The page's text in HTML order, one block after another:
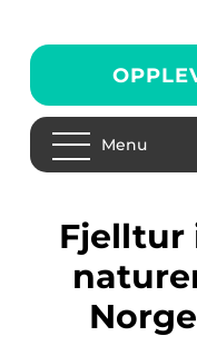
Menu
Fjelltur i Oslo: Utforsk